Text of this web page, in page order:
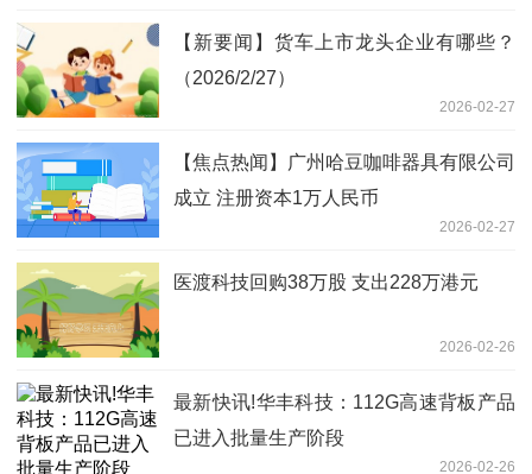
【新要闻】货车上市龙头企业有哪些？
（2026/2/27）
2026-02-27
【焦点热闻】广州哈豆咖啡器具有限公司
成立 注册资本1万人民币
2026-02-27
医渡科技回购38万股 支出228万港元
2026-02-26
最新快讯!华丰科技：112G高速背板产品
已进入批量生产阶段
2026-02-26